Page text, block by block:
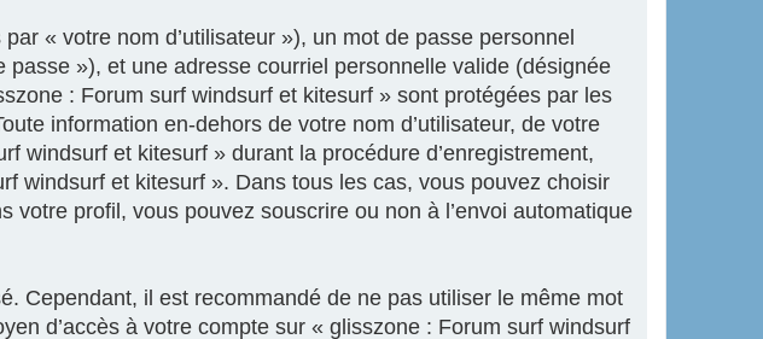
« votre nom d’utilisateur »), un mot de passe personnel
»), et une adresse courriel personnelle valide (désignée
: Forum surf windsurf et kitesurf » sont protégées par les
information en-dehors de votre nom d’utilisateur, de votre
windsurf et kitesurf » durant la procédure d’enregistrement,
windsurf et kitesurf ». Dans tous les cas, vous pouvez choisir
profil, vous pouvez souscrire ou non à l’envoi automatique
Cependant, il est recommandé de ne pas utiliser le même mot
d’accès à votre compte sur « glisszone : Forum surf windsurf